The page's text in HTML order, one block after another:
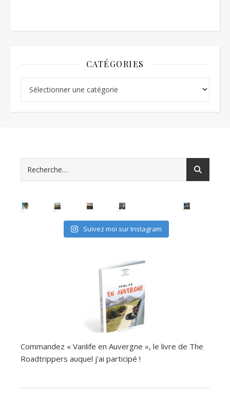
CATÉGORIES
Suivez moi sur Instagram
Commandez « Vanlife en Auvergne », le livre de The
Roadtrippers auquel j’ai participé !